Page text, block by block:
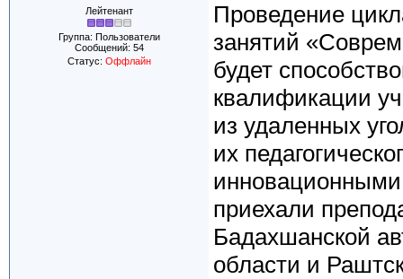
Лейтенант
Группа: Пользователи
Сообщений: 54
Статус: Оффлайн
Проведение
занятий
будет
квалификации
из удаленных
их
приехали
Бадахшанской
области и